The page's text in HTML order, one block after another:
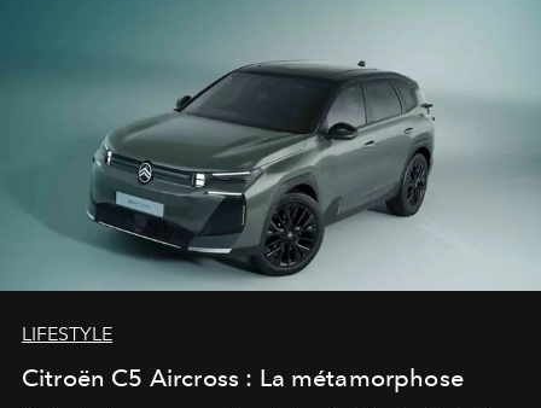
LIFESTYLE
Citroën C5 Aircross : La métamorphose